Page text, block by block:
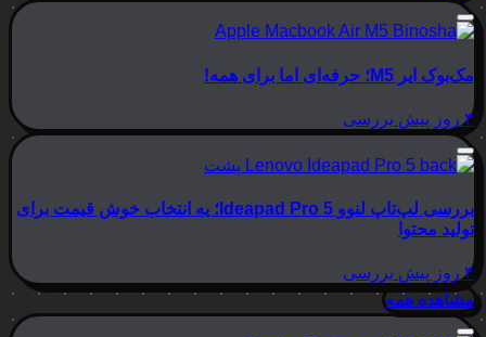
مک‌بوک ایر M5؛ حرفه‌ای اما برای همه!
۴ روز پیش بررسی
بررسی لپ‌تاپ لنوو Ideapad Pro 5؛ یه انتخاب خوش قیمت برای
تولید محتوا
۴ روز پیش
بررسی
مشاهده همه